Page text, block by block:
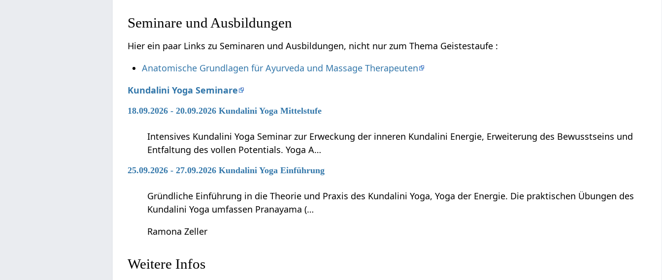
Seminare und Ausbildungen
Hier ein paar Links zu Seminaren und Ausbildungen, nicht nur zum Thema Geistestaufe :
Anatomische Grundlagen für Ayurveda und Massage Therapeuten
Kundalini Yoga Seminare
18.09.2026 - 20.09.2026 Kundalini Yoga Mittelstufe
Intensives Kundalini Yoga Seminar zur Erweckung der inneren Kundalini Energie, Erweiterung des Bewusstseins und
Entfaltung des vollen Potentials. Yoga A…
25.09.2026 - 27.09.2026 Kundalini Yoga Einführung
Gründliche Einführung in die Theorie und Praxis des Kundalini Yoga, Yoga der Energie. Die praktischen Übungen des
Kundalini Yoga umfassen Pranayama (…
Ramona Zeller
Weitere Infos